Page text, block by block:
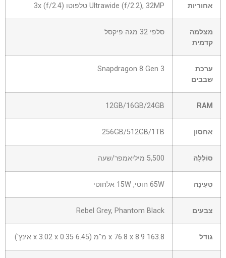
אחוריות
Ultrawide (f/2.2), 32MP טלפוטו 3x (f/2.4)
מצלמה
קדמית
סלפי 32 מגה פיקסל
ערכת
שבבים
Snapdragon 8 Gen 3
RAM
12GB/16GB/24GB
אִחסוּן 256GB/512GB/1TB
סוֹלְלָה 5,500 מיליאמפר/שעה
טְעִינָה 65W חוטי, 15W אלחוטי
צבעים Rebel Grey, Phantom Black
גודל 163.8 x 76.8 x 8.9 מ"מ (6.45 x 3.02 x 0.35 אינץ')